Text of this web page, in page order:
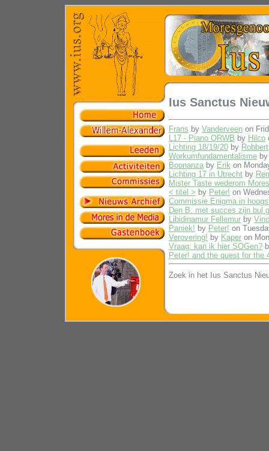
Ius Sanctus
Frans by Vanderveen on
L17 - Piano ORWB by Hilco
Lichting 18/19/20 by Robbert
Workumfundamentalisme
Boonanza by Erik on
Lichting 17 in Utrecht by
Mister Taste wederom
< titel > by Peter! on
Commissie Enigma in
Den B. met succes zijn bul
Libidinamur Fellemur by
Paniek! by Peter! on
Verovering! by Kaper on
Vraag: kan ik hier SOGen?
Peter! and the quest for the
Zoek in het Ius Sanctus